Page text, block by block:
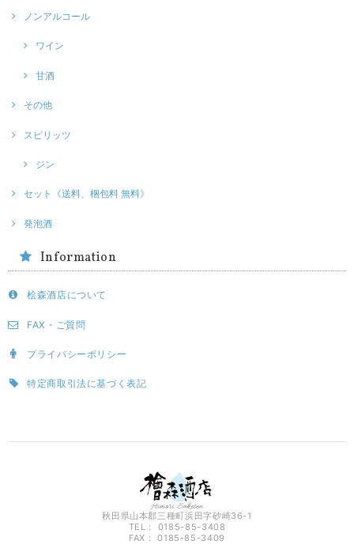
ノンアルコール
ワイン
甘酒
その他
スピリッツ
ジン
セット《送料、梱包料 無料》
発泡酒
Information
桧森酒店について
FAX・ご質問
プライバシーポリシー
特定商取引法に基づく表記
秋田県山本郡三種町浜田字砂崎36-1
TEL： 0185-85-3408
FAX： 0185-85-3409